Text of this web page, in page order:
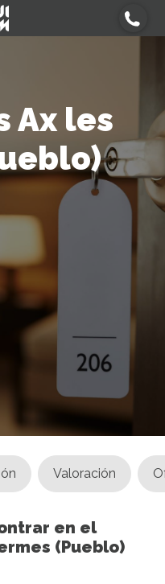
Ax les
Valoración
en el
(Pueblo)